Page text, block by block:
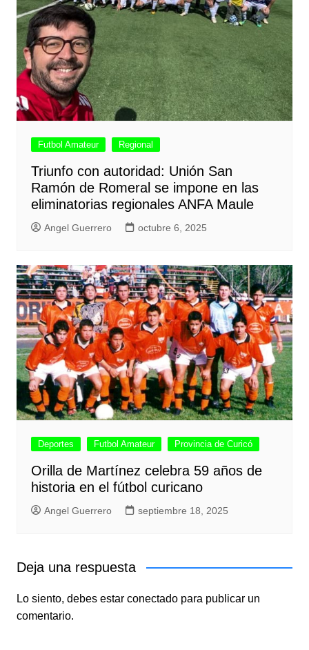
Futbol Amateur Regional
Triunfo con autoridad: Unión San
Ramón de Romeral se impone en las
eliminatorias regionales ANFA Maule
Angel Guerrero octubre 6, 2025
Deportes Futbol Amateur Provincia de Curicó
Orilla de Martínez celebra 59 años de
historia en el fútbol curicano
Angel Guerrero septiembre 18, 2025
Deja una respuesta
Lo siento, debes estar conectadopara publicar un
comentario.